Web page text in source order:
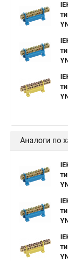
Аналоги по